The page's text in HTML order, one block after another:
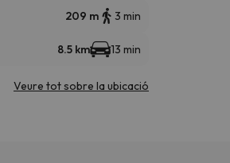
209 m 3 min
8.5 km 13 min
Veure tot sobre la ubicació